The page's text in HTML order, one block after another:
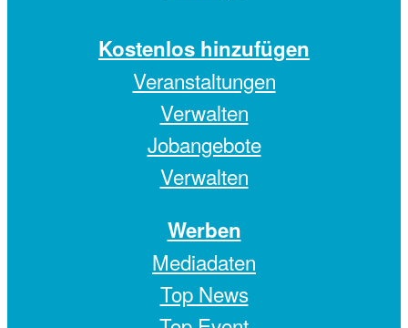
Kostenlos hinzufügen
Veranstaltungen
Verwalten
Jobangebote
Verwalten
Werben
Mediadaten
Top News